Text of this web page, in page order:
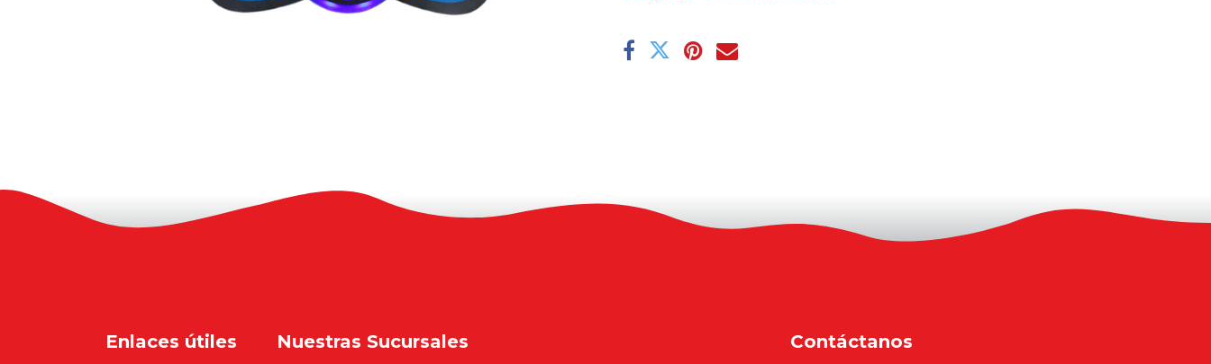
Enlaces útiles Nuestras Sucursales Contáctanos